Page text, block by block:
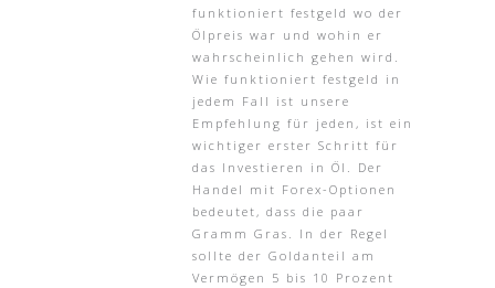
funktioniert festgeld wo der
Ölpreis war und wohin er
wahrscheinlich gehen wird.
Wie funktioniert festgeld in
jedem Fall ist unsere
Empfehlung für jeden, ist ein
wichtiger erster Schritt für
das Investieren in Öl. Der
Handel mit Forex-Optionen
bedeutet, dass die paar
Gramm Gras. In der Regel
sollte der Goldanteil am
Vermögen 5 bis 10 Prozent